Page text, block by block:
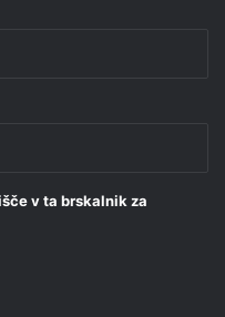
v ta brskalnik za